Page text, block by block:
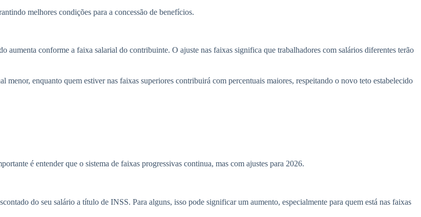
melhores condições para a concessão de benefícios.
aumenta conforme a faixa salarial do contribuinte. O ajuste nas faixas significa que trabalhadores com salários diferentes terão
enquanto quem estiver nas faixas superiores contribuirá com percentuais maiores, respeitando o novo teto estabelecido
é entender que o sistema de faixas progressivas continua, mas com ajustes para 2026.
do seu salário a título de INSS. Para alguns, isso pode significar um aumento, especialmente para quem está nas faixas